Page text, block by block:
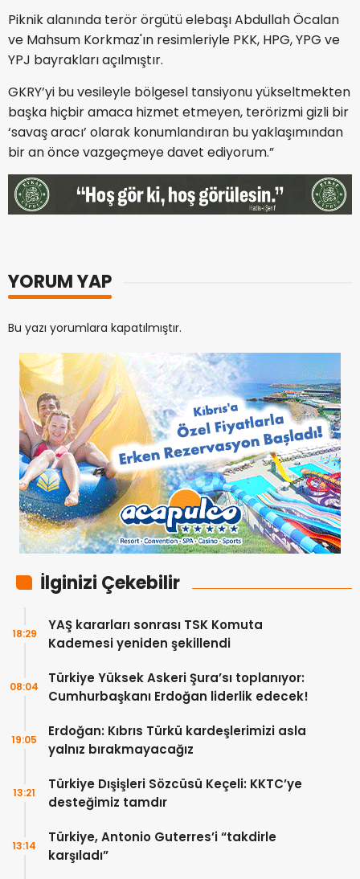
Piknik alanında terör örgütü elebaşı Abdullah Öcalan
ve Mahsum Korkmaz'ın resimleriyle PKK, HPG, YPG ve
YPJ bayrakları açılmıştır.
GKRY’yi bu vesileyle bölgesel tansiyonu yükseltmekten
başka hiçbir amaca hizmet etmeyen, terörizmi gizli bir
‘savaş aracı’ olarak konumlandıran bu yaklaşımından
bir an önce vazgeçmeye davet ediyorum.”
YORUM YAP
Bu yazı yorumlara kapatılmıştır.
İlginizi Çekebilir
YAŞ kararları sonrası TSK Komuta
Kademesi yeniden şekillendi
18:29
Türkiye Yüksek Askeri Şura’sı toplanıyor:
Cumhurbaşkanı Erdoğan liderlik edecek!
08:04
Erdoğan: Kıbrıs Türkü kardeşlerimizi asla
yalnız bırakmayacağız
19:05
Türkiye Dışişleri Sözcüsü Keçeli: KKTC’ye
desteğimiz tamdır
13:21
Türkiye, Antonio Guterres’i “takdirle
karşıladı”
13:14